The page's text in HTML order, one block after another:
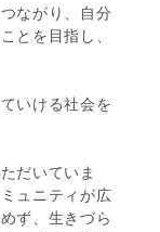
ながり、自分
とを目指し、
いける社会を
だいていま
ュニティが広
ず、生きづら